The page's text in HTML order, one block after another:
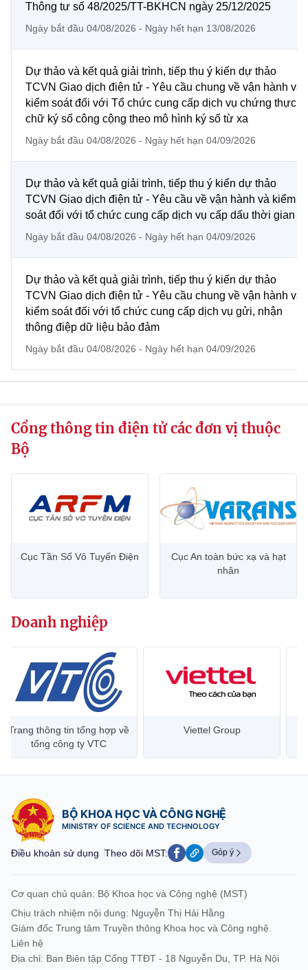
Năng lượng nguyên tử
Nhiệm vụ trọng tâm
Vietnamese English
BỘ KHOA HỌC VÀ CÔNG NGHỆ
Điều khoản sử dụng Theo dõi MST: Góp ý
Chịu trách nhiệm nội dung: Nguyễn Thị Hải Hằng
Giám đốc Trung tâm Truyền thông Khoa học và Công nghệ.
Liên hệ
Địa chỉ: Ban Biên tập Cổng TTĐT - 18 Nguyễn Du, TP. Hà Nội
Điện thoại: 024 3936 9506
Email:
stc@mst.gov.vn
©2026 Bản quyền thuộc Bộ Khoa Học và Công Nghệ
(Ghi rõ nguồn "https://mst.gov.vn" khi phát hành lại thông tin từ
Thông tư số 48/2025/TT-BKHCN ngày 25/12/2025
Ngày bắt đầu 04/08/2026 - Ngày hết hạn 13/08/2026
Dự thảo và kết quả giải trình, tiếp thu ý kiến dự thảo
TCVN Giao dịch điện tử - Yêu cầu chung về vận hành và
kiểm soát đối với Tổ chức cung cấp dịch vụ chứng thực
chữ ký số công cộng theo mô hình ký số từ xa
Ngày bắt đầu 04/08/2026 - Ngày hết hạn 04/09/2026
Dự thảo và kết quả giải trình, tiếp thu ý kiến dự thảo
TCVN Giao dịch điện tử - Yêu cầu về vận hành và kiểm
soát đối với tổ chức cung cấp dịch vụ cấp dấu thời gian
Ngày bắt đầu 04/08/2026 - Ngày hết hạn 04/09/2026
Dự thảo và kết quả giải trình, tiếp thu ý kiến dự thảo
TCVN Giao dịch điện tử - Yêu cầu chung về vận hành và
kiểm soát đối với tổ chức cung cấp dịch vụ gửi, nhận
thông điệp dữ liệu bảo đảm
Ngày bắt đầu 04/08/2026 - Ngày hết hạn 04/09/2026
Cổng thông tin điện tử các đơn vị thuộc
Bộ
Cục Tần Số Vô Tuyến Điện
Cục An toàn bức xạ và hạt
nhân
Doanh nghiệp
Trang thông tin tổng hợp về
tổng công ty VTC
Viettel Group
BỘ KHOA HỌC VÀ CÔNG NGHỆ
MINISTRY OF SCIENCE AND TECHNOLOGY
Điều khoản sử dụng Theo dõi MST: Góp ý
Cơ quan chủ quản: Bộ Khoa học và Công nghệ (MST)
Chịu trách nhiệm nội dung: Nguyễn Thị Hải Hằng
Giám đốc Trung tâm Truyền thông Khoa học và Công nghệ.
Liên hệ
Địa chỉ: Ban Biên tập Cổng TTĐT - 18 Nguyễn Du, TP. Hà Nội